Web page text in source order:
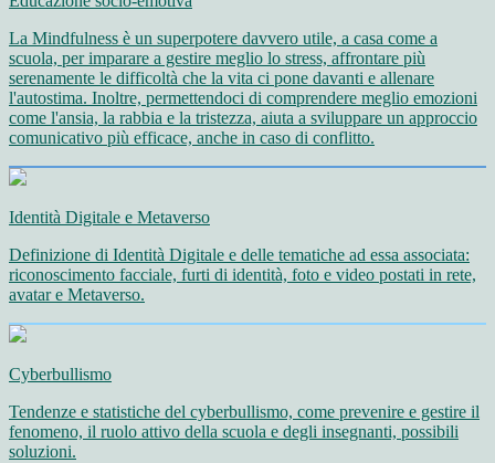
La Mindfulness è un superpotere davvero utile, a casa come a
scuola, per imparare a gestire meglio lo stress, affrontare più
serenamente le difficoltà che la vita ci pone davanti e allenare
l'autostima. Inoltre, permettendoci di comprendere meglio emozioni
come l'ansia, la rabbia e la tristezza, aiuta a sviluppare un approccio
comunicativo più efficace, anche in caso di conflitto.
Identità Digitale e Metaverso
Definizione di Identità Digitale e delle tematiche ad essa associata:
riconoscimento facciale, furti di identità, foto e video postati in rete,
avatar e Metaverso.
Cyberbullismo
Tendenze e statistiche del cyberbullismo, come prevenire e gestire il
fenomeno, il ruolo attivo della scuola e degli insegnanti, possibili
soluzioni.